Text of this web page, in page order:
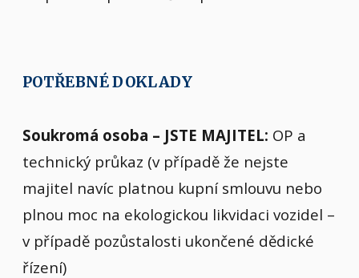
POTŘEBNÉ DOKLADY
Soukromá osoba – JSTE MAJITEL: OP a
technický průkaz (v případě že nejste
majitel navíc platnou kupní smlouvu nebo
plnou moc na ekologickou likvidaci vozidel –
v případě pozůstalosti ukončené dědické
řízení)